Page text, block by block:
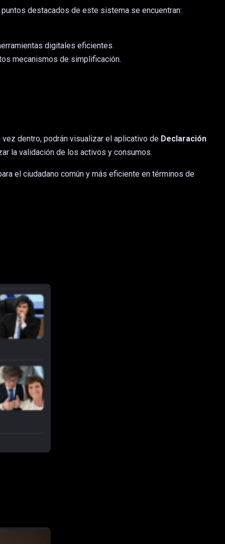
destacados de este sistema se encuentran:
digitales eficientes.
mecanismos de simplificación.
vez dentro, podrán visualizar el aplicativo de Declaración
la validación de los activos y consumos.
el ciudadano común y más eficiente en términos de